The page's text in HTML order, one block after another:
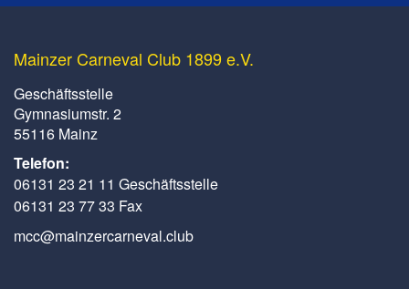
Mainzer Carneval Club 1899 e.V.
Geschäftsstelle
Gymnasiumstr. 2
55116 Mainz
Telefon:
06131 23 21 11 Geschäftsstelle
06131 23 77 33 Fax
mcc@mainzercarneval.club